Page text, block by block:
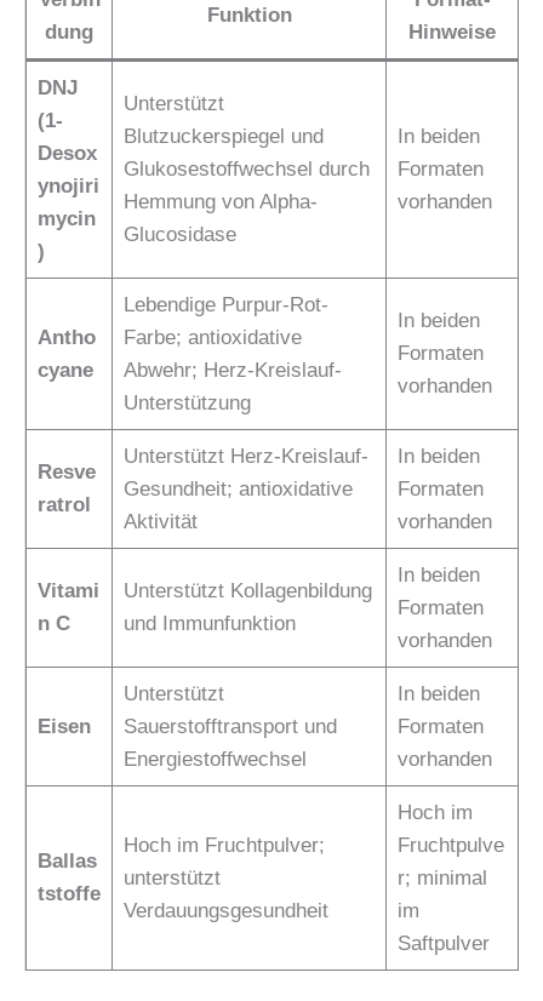
dung
Funktion
Hinweise
DNJ
(1-
Desox
ynojiri
mycin
)
Unterstützt
Blutzuckerspiegel und
Glukosestoffwechsel durch
Hemmung von Alpha-
Glucosidase
In beiden
Formaten
vorhanden
Antho
cyane
Lebendige Purpur-Rot-
Farbe; antioxidative
Abwehr; Herz-Kreislauf-
Unterstützung
In beiden
Formaten
vorhanden
Resve
ratrol
Unterstützt Herz-Kreislauf-
Gesundheit; antioxidative
Aktivität
In beiden
Formaten
vorhanden
Vitami
n C
Unterstützt Kollagenbildung
und Immunfunktion
In beiden
Formaten
vorhanden
Eisen
Unterstützt
Sauerstofftransport und
Energiestoffwechsel
In beiden
Formaten
vorhanden
Ballas
tstoffe
Hoch im Fruchtpulver;
unterstützt
Verdauungsgesundheit
Hoch im
Fruchtpulve
r; minimal
im
Saftpulver